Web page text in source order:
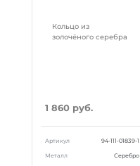
Кольцо из
золочёного серебра
1 860 руб.
Артикул 94-111-01839-1
Металл Серебро